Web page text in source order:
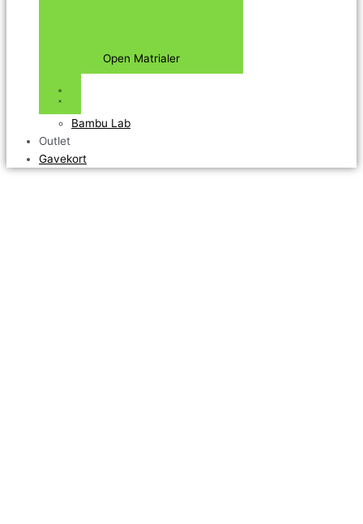
Open Matrialer
Bambu Lab
Outlet
Gavekort